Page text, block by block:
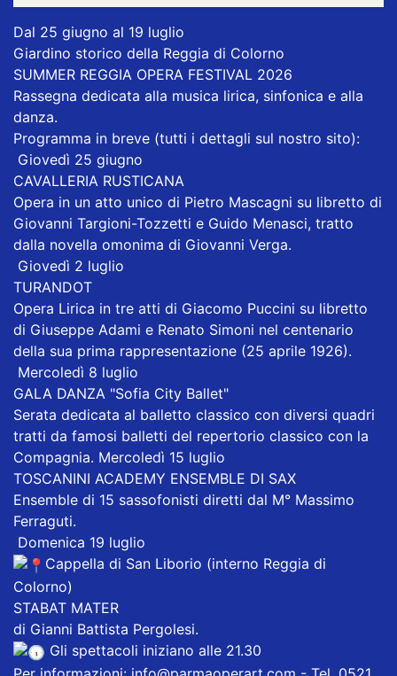
Dal 25 giugno al 19 luglio
Giardino storico della Reggia di Colorno
SUMMER REGGIA OPERA FESTIVAL 2026
Rassegna dedicata alla musica lirica, sinfonica e alla
danza.
Programma in breve (tutti i dettagli sul nostro sito):
Giovedì 25 giugno
CAVALLERIA RUSTICANA
Opera in un atto unico di Pietro Mascagni su libretto di
Giovanni Targioni-Tozzetti e Guido Menasci, tratto
dalla novella omonima di Giovanni Verga.
Giovedì 2 luglio
TURANDOT
Opera Lirica in tre atti di Giacomo Puccini su libretto
di Giuseppe Adami e Renato Simoni nel centenario
della sua prima rappresentazione (25 aprile 1926).
Mercoledì 8 luglio
GALA DANZA "Sofia City Ballet"
Serata dedicata al balletto classico con diversi quadri
tratti da famosi balletti del repertorio classico con la
Compagnia. Mercoledì 15 luglio
TOSCANINI ACADEMY ENSEMBLE DI SAX
Ensemble di 15 sassofonisti diretti dal M° Massimo
Ferraguti.
Domenica 19 luglio
Cappella di San Liborio (interno Reggia di
Colorno)
STABAT MATER
di Gianni Battista Pergolesi.
Gli spettacoli iniziano alle 21.30